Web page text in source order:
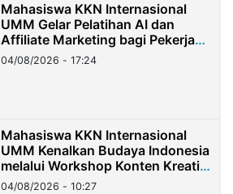
Mahasiswa KKN Internasional
UMM Gelar Pelatihan AI dan
Affiliate Marketing bagi Pekerja
Migran Indonesia di Taiwan
04/08/2026 - 17:24
Mahasiswa KKN Internasional
UMM Kenalkan Budaya Indonesia
melalui Workshop Konten Kreatif
di Taiwan
04/08/2026 - 10:27